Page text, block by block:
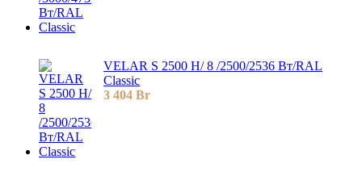
VELAR S 2500 H/ 8 /2500/2536 Вт/RAL
Classic
3 404 Br